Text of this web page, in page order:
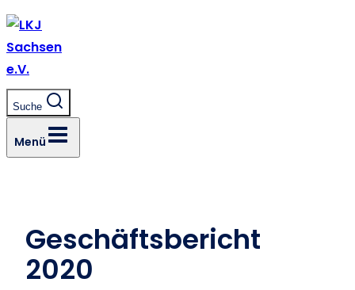
Zum
Inhalt
springen
Suche
Menü
Geschäftsbericht
2020